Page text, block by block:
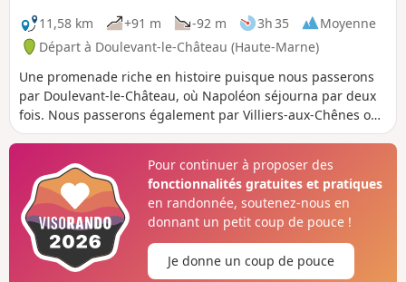
11,58 km
+91 m -92 m 3h 35
Moyenne
Départ à Doulevant-le-Château (Haute-Marne)
Une promenade riche en histoire puisque nous passerons
par Doulevant-le-Château, où Napoléon séjourna par deux
fois. Nous passerons également par Villiers-aux-Chênes où
se trouve un ancien cimetière mérovingien et enfin par
Fonderie.
Pour continuer à proposer des
fonctionnalités gratuites et pratiques
en randonnée, soutenez-nous en
donnant un petit coup de pouce !
Je donne un coup de pouce